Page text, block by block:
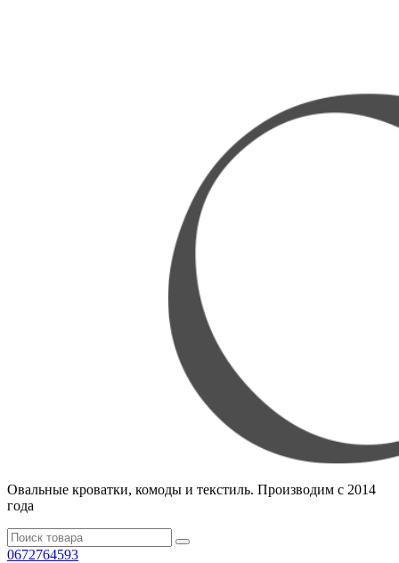
Овальные кроватки, комоды и текстиль. Производим с 2014
года
0672764593